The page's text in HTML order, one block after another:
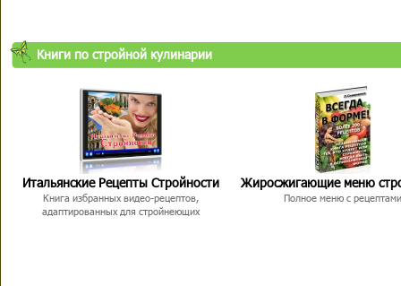
Книги по стройной кулинарии
Итальянские Рецепты Стройности
Книга избранных видео-рецептов,
адаптированных для стройнеющих
Жиросжигающие меню
Полное меню с рецептами